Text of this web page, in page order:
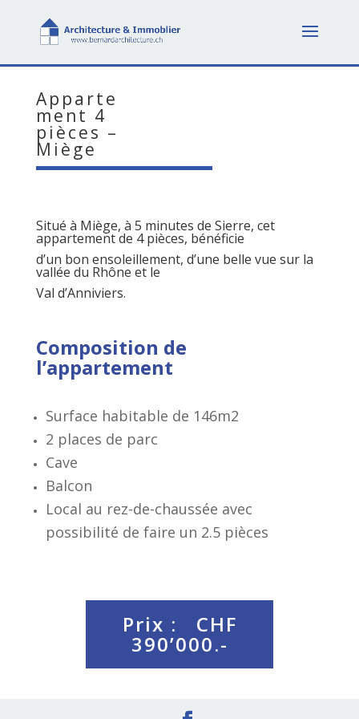
Apparte
ment 4
pièces –
Miège
Situé à Miège, à 5 minutes de Sierre, cet
appartement de 4 pièces, bénéficie
d’un bon ensoleillement, d’une belle vue sur la
vallée du Rhône et le
Val d’Anniviers.
Composition de
l’appartement
Surface habitable de 146m2
2 places de parc
Cave
Balcon
Local au rez-de-chaussée avec
possibilité de faire un 2.5 pièces
Prix : CHF
390’000.-